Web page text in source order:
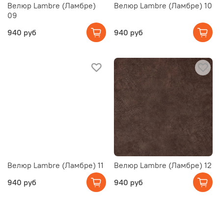
Велюр Lambre (Ламбре)
09
940 руб
Велюр Lambre (Ламбре) 10
940 руб
Велюр Lambre (Ламбре) 11
940 руб
Велюр Lambre (Ламбре) 12
940 руб